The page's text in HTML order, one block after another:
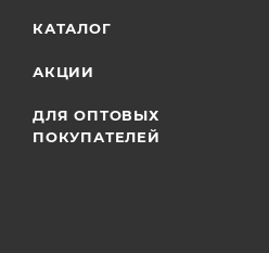
КАТАЛОГ
АКЦИИ
ДЛЯ ОПТОВЫХ
ПОКУПАТЕЛЕЙ